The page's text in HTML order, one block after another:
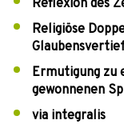
Reflexion des
Religiöse
Ermutigung zu
gewonnenen
via integralis